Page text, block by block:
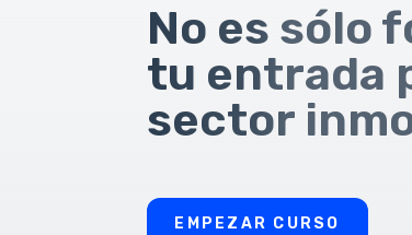
No es sólo
tu entrada
sector
EMPEZAR CURSO